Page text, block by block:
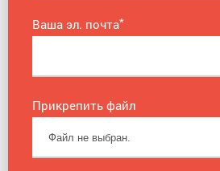
Ваша эл. почта*
Прикрепить файл